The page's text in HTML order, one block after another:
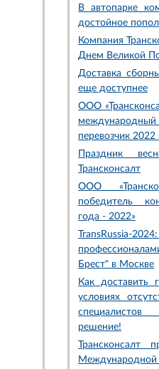
В автопарке
достойное
Компания
Днем Великой
Доставка
еще доступнее
ООО
перевозчик 2022
Праздник
Трансконсалт
ООО
победитель
года - 2022»
Брест" в Москве
Как доставить
условиях
специалистов
решение!
Трансконсалт